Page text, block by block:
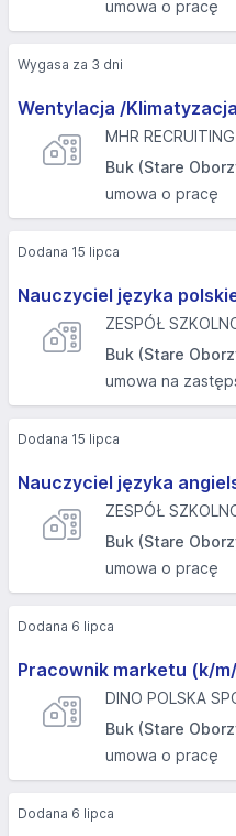
umowa o pracę
Wentylacja /
MHR RECRUITING
Buk (Stare
umowa o pracę
Wygasa za 3 dni
Nauczyciel języka
ZESPÓŁ
Buk (Stare
umowa na
Dodana 15 lipca
Nauczyciel języka
ZESPÓŁ
Buk (Stare
umowa o pracę
Dodana 15 lipca
Pracownik marketu (k/
DINO POLSKA
Buk (Stare
umowa o pracę
Dodana 6 lipca
Dodana 6 lipca